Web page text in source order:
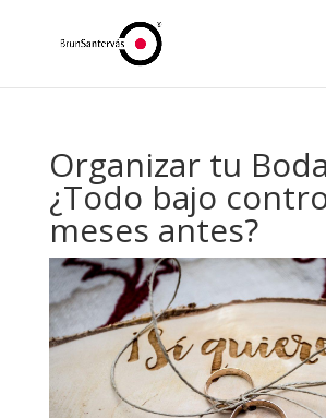
Organizar tu
¿Todo bajo
meses antes?